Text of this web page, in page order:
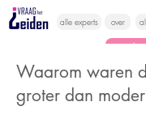
alle experts over
vragen
Waarom waren
groter dan